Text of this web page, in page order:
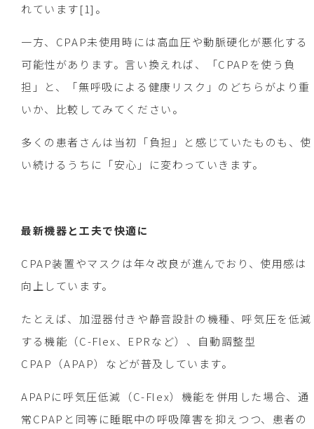
れています[1]。
一方、CPAP未使用時には高血圧や動脈硬化が悪化する
可能性があります。言い換えれば、「CPAPを使う負
担」と、「無呼吸による健康リスク」のどちらがより重
いか、比較してみてください。
多くの患者さんは当初「負担」と感じていたものも、使
い続けるうちに「安心」に変わっていきます。
最新機器と工夫で快適に
CPAP装置やマスクは年々改良が進んでおり、使用感は
向上しています。
たとえば、加湿器付きや静音設計の機種、呼気圧を低減
する機能（C-Flex、EPRなど）、自動調整型
CPAP（APAP）などが普及しています。
APAPに呼気圧低減（C-Flex）機能を併用した場合、通
常CPAPと同等に睡眠中の呼吸障害を抑えつつ、患者の